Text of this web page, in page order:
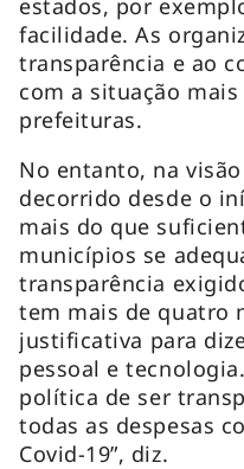
facilidade. As
transparência e ao
com a situação
prefeituras.
No entanto, na
decorrido desde o
mais do que
municípios se
transparência
tem mais de quatro
justificativa para
pessoal e
política de ser
todas as despesas
Covid-19”, diz.